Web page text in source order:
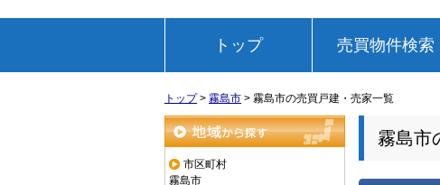
トップ 売買物件検索
トップ> 霧島市 > 霧島市の売買戸建・売家一覧
地域から探す
市区町村
霧島市
霧島市